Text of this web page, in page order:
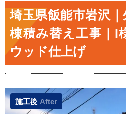
埼玉県飯能市岩沢
棟積み替え工事｜I
ウッド仕上げ
施工後 After